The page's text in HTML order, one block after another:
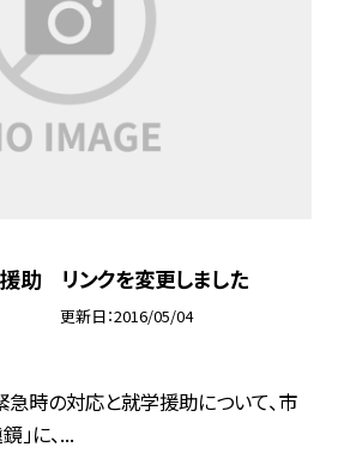
助 リンクを変更しました
更新日 2016/05/04
時の対応と就学援助について、市
」に、...